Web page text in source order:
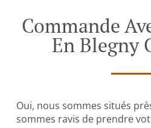
Commande
En Blegny
Oui, nous sommes situés
sommes ravis de prendre